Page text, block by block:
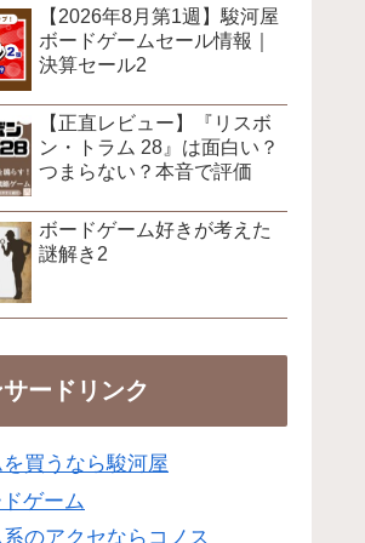
【2026年8月第1週】駿河屋
ボードゲームセール情報｜
決算セール2
【正直レビュー】『リスボ
ン・トラム 28』は面白い？
つまらない？本音で評価
ボードゲーム好きが考えた
謎解き2
ードリンク
買うなら駿河屋
のアクセならコノス